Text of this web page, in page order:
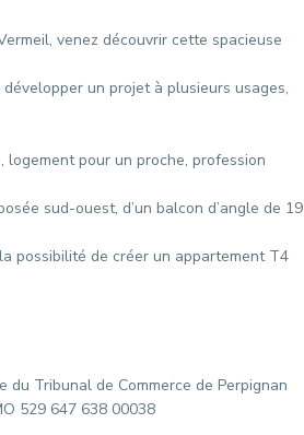
venez découvrir cette spacieuse
un projet à plusieurs usages,
logement pour un proche, profession
sud-ouest, d’un balcon d’angle de 19
possibilité de créer un appartement T4
Tribunal de Commerce de Perpignan
529 647 638 00038